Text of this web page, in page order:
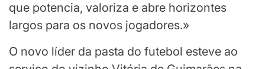
que potencia, valoriza e abre horizontes
largos para os novos jogadores.»
O novo líder da pasta do futebol esteve ao